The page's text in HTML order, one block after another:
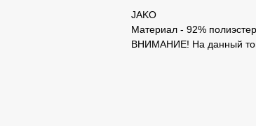
JAKO
Материал - 92%
ВНИМАНИЕ! На данный